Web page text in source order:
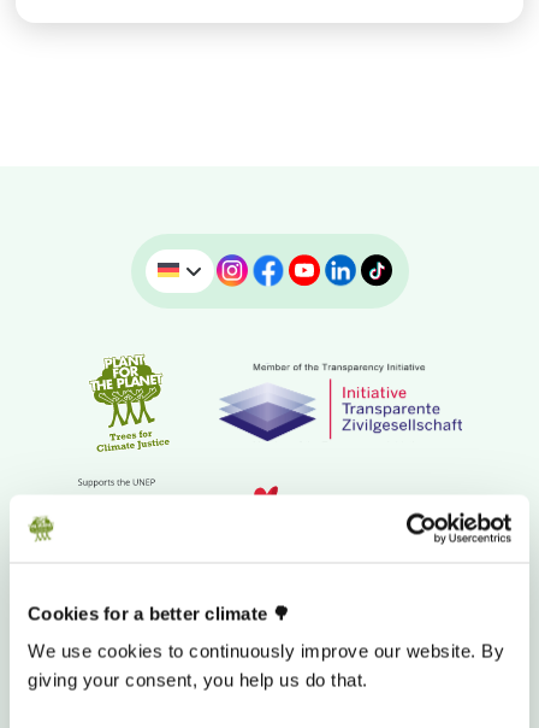
Cookies for a better climate 🌳
We use cookies to continuously improve our website. By
giving your consent, you help us do that.
SPENDENKONTO